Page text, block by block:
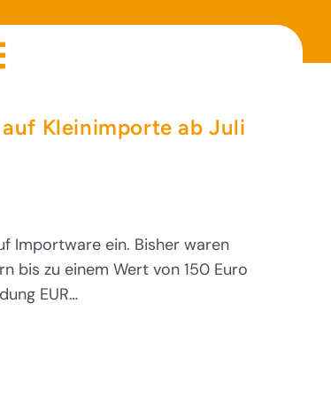
Kleinimporte ab Juli
Importware ein. Bisher waren
bis zu einem Wert von 150 Euro
EUR…